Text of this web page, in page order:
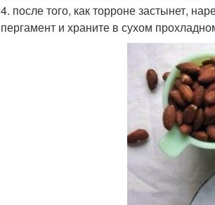
4. после того, как торроне застынет,
пергамент и храните в сухом